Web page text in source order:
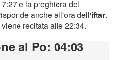
e la preghiera del
anche all'ora dell'iftar.
recitata alle 22:34.
al Po: 04:03